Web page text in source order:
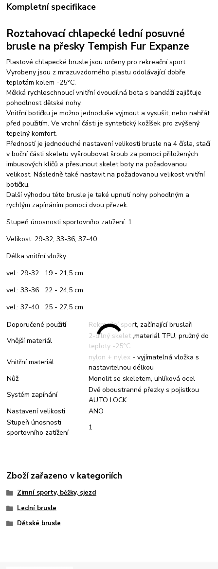
Kompletní specifikace
Roztahovací chlapecké lední posuvné
brusle na přesky Tempish Fur Expanze
Plastové chlapecké brusle jsou určeny pro rekreační sport.
Vyrobeny jsou z mrazuvzdorného plastu odolávající dobře
teplotám kolem -25°C.
Měkká rychleschnoucí vnitřní dvoudílná bota s bandáží zajišťuje
pohodlnost dětské nohy.
Vnitřní botičku je možno jednoduše vyjmout a vysušit, nebo nahřát
před použitím. Ve vrchní části je syntetický kožíšek pro zvýšený
tepelný komfort.
Předností je jednoduché nastavení velikosti brusle na 4 čísla, stačí
v boční části skeletu vyšroubovat šroub za pomocí přiložených
imbusových klíčů a přesunout skelet boty na požadovanou
velikost. Následně také nastavit na požadovanou velikost vnitřní
botičku.
Další výhodou této brusle je také upnutí nohy pohodlným a
rychlým zapínáním pomocí dvou přezek.
Stupeň únosnosti sportovního zatížení: 1
Velikost: 29-32, 33-36, 37-40
Délka vnitřní vložky:
vel.: 29-32 19 - 21,5 cm
vel.: 33-36 22 - 24,5 cm
vel.: 37-40 25 - 27,5 cm
Doporučené použití
Rekreační sport, začínající bruslaři
Vnější materiál
2-dílný skelet ,materiál TPU, pružný do
teploty -25°C
Vnitřní materiál
nylon + nylex - vyjímatelná vložka s
nastavitelnou délkou
Nůž
Monolit se skeletem, uhlíková ocel
Systém zapínání
Dvě oboustranné přezky s pojistkou
AUTO LOCK
Nastavení velikosti
ANO
Stupeň únosnosti
sportovního zatížení
1
Zboží zařazeno v kategoriích
Zimní sporty, běžky, sjezd
Lední brusle
Dětské brusle